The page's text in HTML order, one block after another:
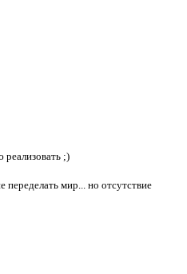
реализовать ;)
мир... но отсутствие